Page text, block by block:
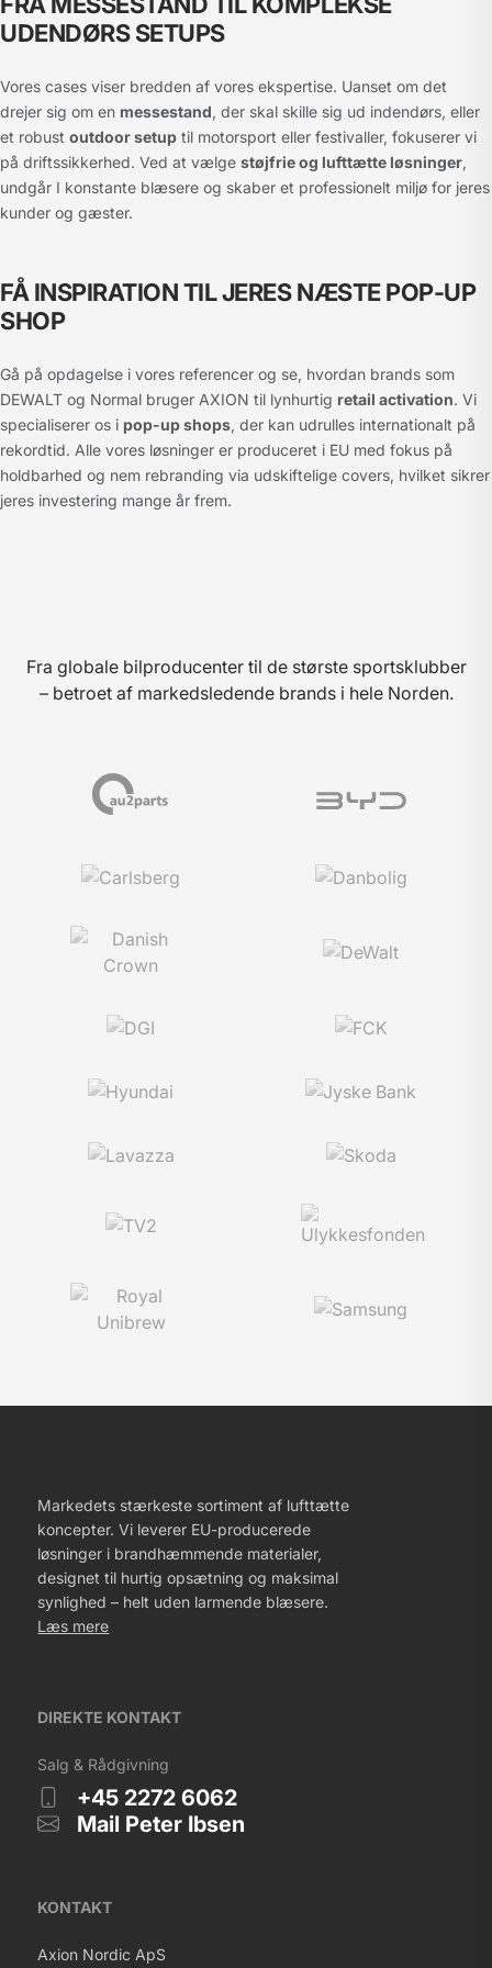
UDENDØRS SETUPS
Vores cases viser bredden af vores ekspertise. Uanset om det
drejer sig om en messestand, der skal skille sig ud indendørs, eller
et robust outdoor setup til motorsport eller festivaller, fokuserer vi
på driftssikkerhed. Ved at vælge støjfrie og lufttætte løsninger,
undgår I konstante blæsere og skaber et professionelt miljø for jeres
kunder og gæster.
FÅ INSPIRATION TIL JERES NÆSTE POP-UP
SHOP
Gå på opdagelse i vores referencer og se, hvordan brands som
DEWALT og Normal bruger AXION til lynhurtig retail activation. Vi
specialiserer os i pop-up shops, der kan udrulles internationalt på
rekordtid. Alle vores løsninger er produceret i EU med fokus på
holdbarhed og nem rebranding via udskiftelige covers, hvilket sikrer
jeres investering mange år frem.
Fra globale bilproducenter til de største sportsklubber
– betroet af markedsledende brands i hele Norden.
Markedets stærkeste sortiment af lufttætte
koncepter. Vi leverer EU-producerede
løsninger i brandhæmmende materialer,
designet til hurtig opsætning og maksimal
synlighed – helt uden larmende blæsere.
Læs mere
DIREKTE KONTAKT
Salg & Rådgivning
+45 2272 6062
Mail Peter Ibsen
KONTAKT
Axion Nordic ApS